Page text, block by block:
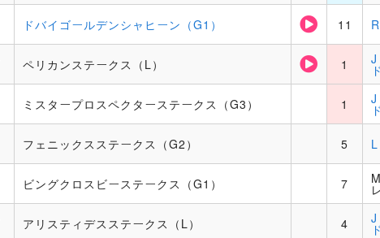
ドバイゴールデンシャヒーン（G1） 11
ペリカンステークス（L） 1 J
ミスタープロスペクターステークス（G3） 1 J
フェニックスステークス（G2） 5
ビングクロスビーステークス（G1） 7
アリスティデスステークス（L） 4 J